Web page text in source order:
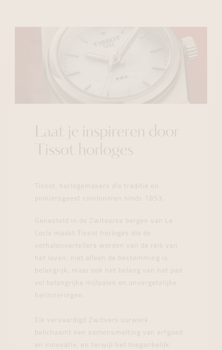
Laat je inspireren door
Tissot horloges
Tissot, horlogemakers die traditie en
pioniersgeest combineren sinds 1853.
Genesteld in de Zwitserse bergen van Le
Locle maakt Tissot horloges die de
verhalenvertellers worden van de reis van
het leven: niet alleen de bestemming is
belangrijk, maar ook het belang van het pad
vol belangrijke mijlpalen en onvergetelijke
herinneringen.
Elk vervaardigd Zwitsers uurwerk
belichaamt een samensmelting van erfgoed
en innovatie, en terwijl het toegankelijk